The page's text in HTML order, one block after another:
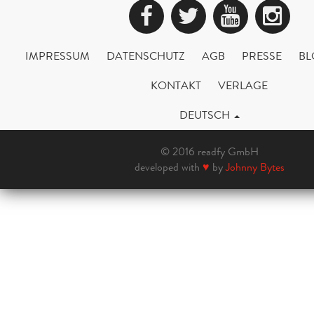
Facebook
Twitter
IMPRESSUM DATENSCHUTZ AGB PRESSE
KONTAKT
VERLAGE
DEUTSCH
© 2016 readfy GmbH
developed with ♥ byJohnny Bytes